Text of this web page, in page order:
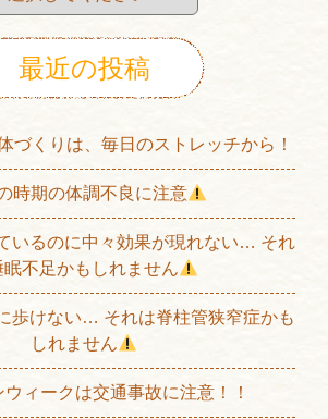
最近の投稿
づくりは、毎日のストレッチから！
時期の体調不良に注意
いるのに中々効果が現れない… それ
眠不足かもしれません
歩けない… それは脊柱管狭窄症かも
しれません
ウィークは交通事故に注意！！